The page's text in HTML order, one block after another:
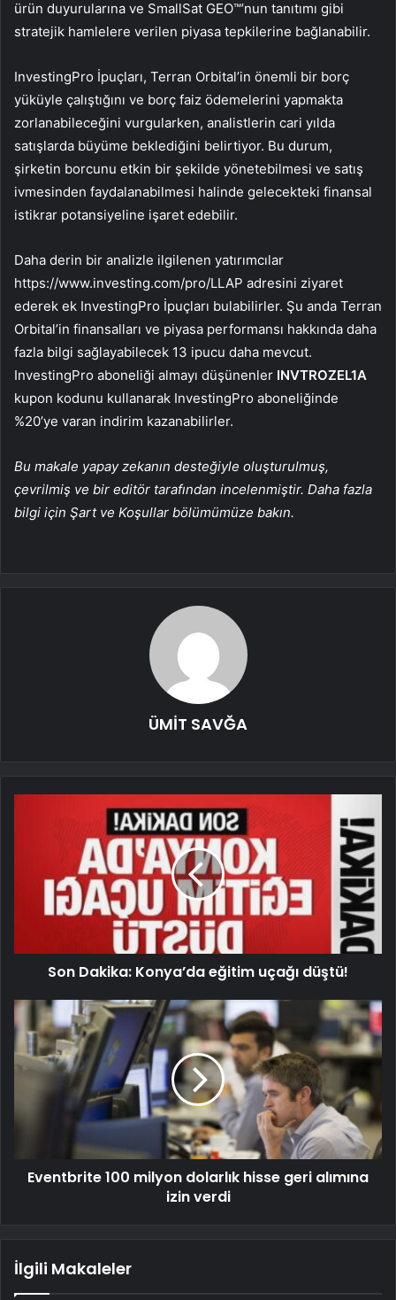
ürün duyurularına ve SmallSat GEO™’nun tanıtımı gibi
stratejik hamlelere verilen piyasa tepkilerine bağlanabilir.
InvestingPro İpuçları, Terran Orbital’in önemli bir borç
yüküyle çalıştığını ve borç faiz ödemelerini yapmakta
zorlanabileceğini vurgularken, analistlerin cari yılda
satışlarda büyüme beklediğini belirtiyor. Bu durum,
şirketin borcunu etkin bir şekilde yönetebilmesi ve satış
ivmesinden faydalanabilmesi halinde gelecekteki finansal
istikrar potansiyeline işaret edebilir.
Daha derin bir analizle ilgilenen yatırımcılar
https://www.investing.com/pro/LLAP adresini ziyaret
ederek ek InvestingPro İpuçları bulabilirler. Şu anda Terran
Orbital’in finansalları ve piyasa performansı hakkında daha
fazla bilgi sağlayabilecek 13 ipucu daha mevcut.
InvestingPro aboneliği almayı düşünenler INVTROZEL1A
kupon kodunu kullanarak InvestingPro aboneliğinde
%20’ye varan indirim kazanabilirler.
Bu makale yapay zekanın desteğiyle oluşturulmuş,
çevrilmiş ve bir editör tarafından incelenmiştir. Daha fazla
bilgi için Şart ve Koşullar bölümümüze bakın.
ÜMİT SAVĞA
Son Dakika: Konya’da eğitim uçağı düştü!
Eventbrite 100 milyon dolarlık hisse geri alımına
izin verdi
İlgili Makaleler